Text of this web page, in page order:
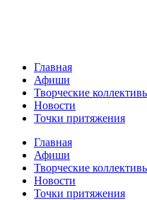
Главная
Афиши
Творческие
Новости
Точки притяжения
Главная
Афиши
Творческие
Новости
Точки притяжения